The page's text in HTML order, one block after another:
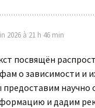
2026 à 21 h 46 min
посвящён
о зависимости и
научно
и дадим